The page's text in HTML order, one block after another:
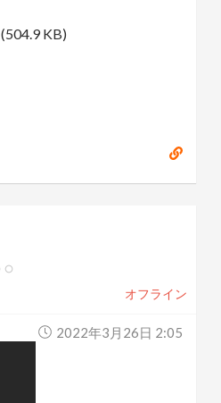
(504.9 KB)
オフライン
2022年3月26日 2:05